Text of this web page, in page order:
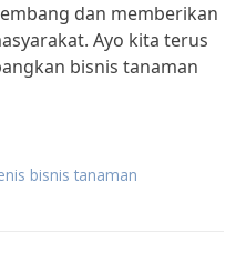
dan memberikan
Ayo kita terus
bisnis tanaman
bisnis tanaman